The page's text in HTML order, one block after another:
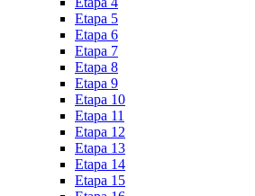
Etapa 5
Etapa 6
Etapa 7
Etapa 8
Etapa 9
Etapa 10
Etapa 11
Etapa 12
Etapa 13
Etapa 14
Etapa 15